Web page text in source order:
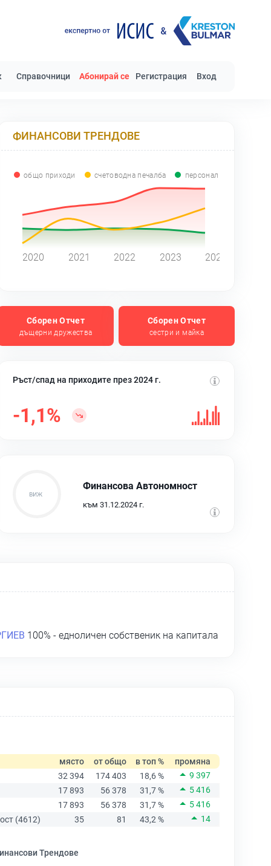
Справочници Абонирай се Регистрация Вход
ФИНАНСОВИ ТРЕНДОВЕ
общо приходи счетоводна печалба персонал
2020 2021 2022 2023 2024
Сборен Отчет
дъщерни дружества
Сборен Отчет
сестри и майка
Ръст/спад на приходите през 2024 г.
-1,1%
Финансова Автономност
към 31.12.2024 г.
100% - едноличен собственик на капитала
място от общо в топ %
промяна
32 394
174 403 18,6 %
9 397
17 893
56 378 31,7 %
5 416
17 893
56 378 31,7 %
5 416
(4612)
35 81 43,2 % 14
Трендове